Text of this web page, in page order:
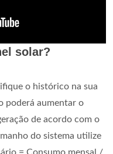
solar?
o histórico na sua
poderá aumentar o
de acordo com o
do sistema utilize